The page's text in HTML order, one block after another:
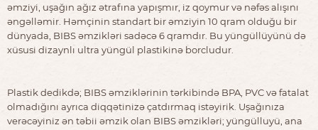
əmziyi, uşağın ağız ətrafına yapışmır, iz qoymur və nəfəs alışını
əngəlləmir. Həmçinin standart bir əmziyin 10 qram olduğu bir
dünyada, BIBS əmzikləri sadəcə 6 qramdır. Bu yüngüllüyünü də
xüsusi dizaynlı ultra yüngül plastikinə borcludur.
Plastik dedikdə; BIBS əmziklərinin tərkibində BPA, PVC və fatalat
olmadığını ayrıca diqqətinizə çatdırmaq istəyirik. Uşağınıza
verəcəyiniz ən təbii əmzik olan BIBS əmzikləri; yüngülluyü, ana